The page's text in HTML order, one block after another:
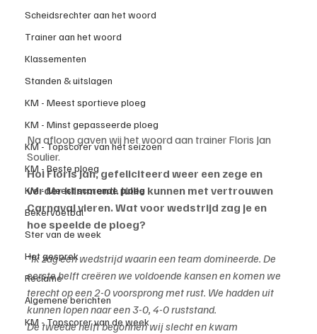
Scheidsrechter aan het woord
Trainer aan het woord
Klassementen
Standen & uitslagen
KM - Meest sportieve ploeg
KM - Minst gepasseerde ploeg
KM - Topscorer van het seizoen
KM - Beste ploeg
KM - Meest scorende ploeg
Bekervoetbal
Ster van de week
Het gesprek
Reclame
Algemene berichten
KM - Topscorer van de week
Na afloop gaven wij het woord aan trainer Floris Jan
Soulier.
Hoi Floris Jan, gefeliciteerd weer een zege en
verder klimmend. Jullie kunnen met vertrouwen
Carnaval vieren. Wat voor wedstrijd zag je en
hoe speelde de ploeg?
"Ik zag een wedstrijd waarin een team domineerde. De
eerste helft creëren we voldoende kansen en komen we
terecht op een 2-0 voorsprong met rust. We hadden uit
kunnen lopen naar een 3-0, 4-0 ruststand.
De tweede helft begonnen wij slecht en kwam